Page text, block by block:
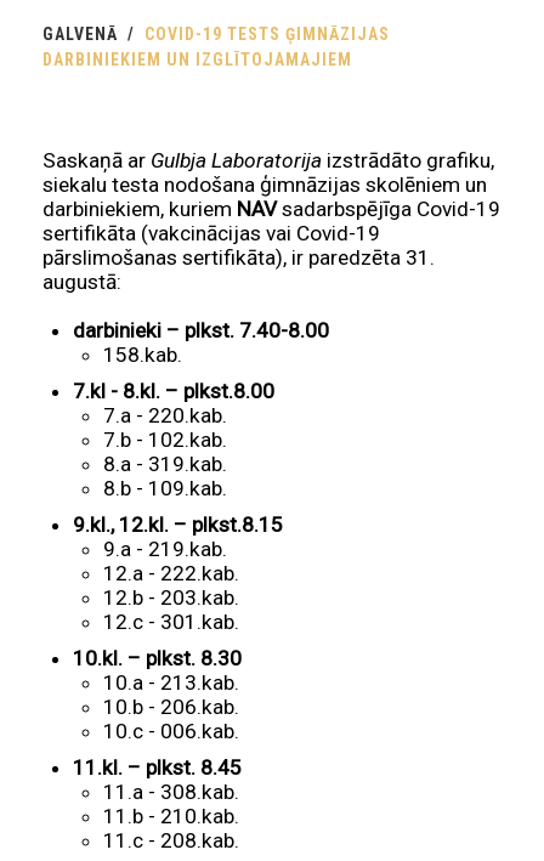
GALVENĀ
COVID-19 TESTS ĢIMNĀZIJAS
DARBINIEKIEM UN IZGLĪTOJAMAJIEM
Saskaņā ar Gulbja Laboratorija izstrādāto grafiku,
siekalu testa nodošana ģimnāzijas skolēniem un
darbiniekiem, kuriem NAVsadarbspējīga Covid-19
sertifikāta (vakcinācijas vai Covid-19
pārslimošanas sertifikāta), ir paredzēta 31.
augustā:
darbinieki – plkst. 7.40-8.00
158.kab.
7.kl - 8.kl. – plkst.8.00
7.a - 220.kab.
7.b - 102.kab.
8.a - 319.kab.
8.b - 109.kab.
9.kl., 12.kl. – plkst.8.15
9.a - 219.kab.
12.a - 222.kab.
12.b - 203.kab.
12.c - 301.kab.
10.kl. – plkst. 8.30
10.a - 213.kab.
10.b - 206.kab.
10.c - 006.kab.
11.kl. – plkst. 8.45
11.a - 308.kab.
11.b - 210.kab.
11.c - 208.kab.